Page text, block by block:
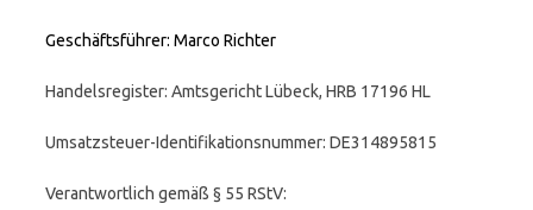
Geschäftsführer: Marco Richter
Handelsregister: Amtsgericht Lübeck, HRB 17196 HL
Umsatzsteuer-Identifikationsnummer: DE314895815
Verantwortlich gemäß § 55 RStV: